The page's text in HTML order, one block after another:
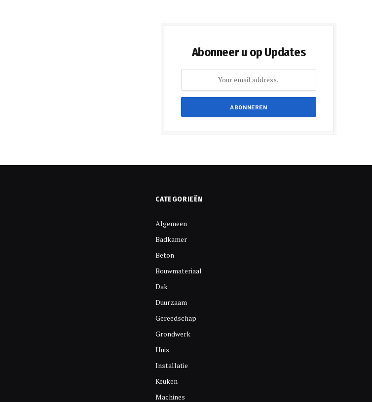
Abonneer u op Updates
CATEGORIEËN
Algemeen
Badkamer
Beton
Bouwmateriaal
Dak
Duurzaam
Gereedschap
Grondwerk
Huis
Installatie
Keuken
Machines